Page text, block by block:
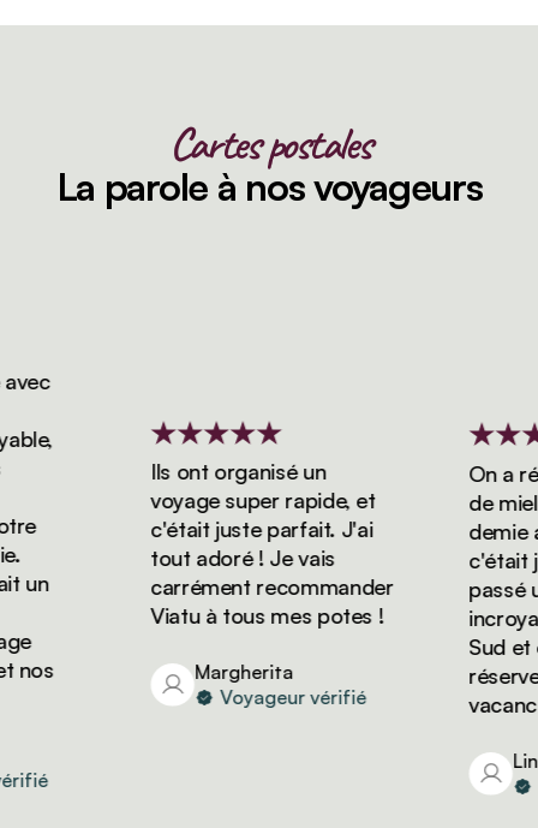
Cartes postales
La parole à nos voyageurs
Ils ont organisé un
voyage super rapide, et
c'était juste parfait. J'ai
tout adoré ! Je vais
carrément recommander
Viatu à tous mes potes !
Margherita
Voyageur vérifié
On a
de miel
demie
c'était
passé
Sud et
réserver
Linda